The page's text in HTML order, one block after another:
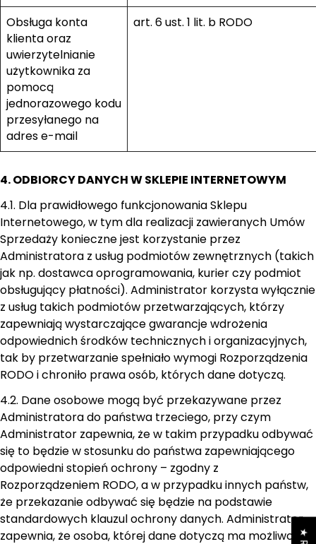
Obsługa konta
klienta oraz
uwierzytelnianie
użytkownika za
pomocą
jednorazowego kodu
przesyłanego na
adres e-mail
art. 6 ust. 1 lit. b RODO
4. ODBIORCY DANYCH W SKLEPIE INTERNETOWYM
4.1. Dla prawidłowego funkcjonowania Sklepu
Internetowego, w tym dla realizacji zawieranych Umów
Sprzedaży konieczne jest korzystanie przez
Administratora z usług podmiotów zewnętrznych (takich
jak np. dostawca oprogramowania, kurier czy podmiot
obsługujący płatności). Administrator korzysta wyłącznie
z usług takich podmiotów przetwarzających, którzy
zapewniają wystarczające gwarancje wdrożenia
odpowiednich środków technicznych i organizacyjnych,
tak by przetwarzanie spełniało wymogi Rozporządzenia
RODO i chroniło prawa osób, których dane dotyczą.
4.2. Dane osobowe mogą być przekazywane przez
Administratora do państwa trzeciego, przy czym
Administrator zapewnia, że w takim przypadku odbywać
się to będzie w stosunku do państwa zapewniającego
odpowiedni stopień ochrony – zgodny z
Rozporządzeniem RODO, a w przypadku innych państw,
że przekazanie odbywać się będzie na podstawie
standardowych klauzul ochrony danych. Administrator
zapewnia, że osoba, której dane dotyczą ma możliwość